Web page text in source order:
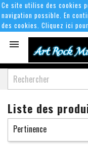
Ce site utilise des cookies
navigation possible. En
des cookies. Cliquez ici

Liste des
Pertinence